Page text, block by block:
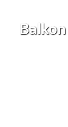
Balkon